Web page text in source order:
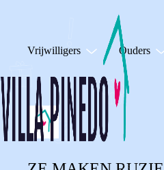
Vrijwilligers Ouders